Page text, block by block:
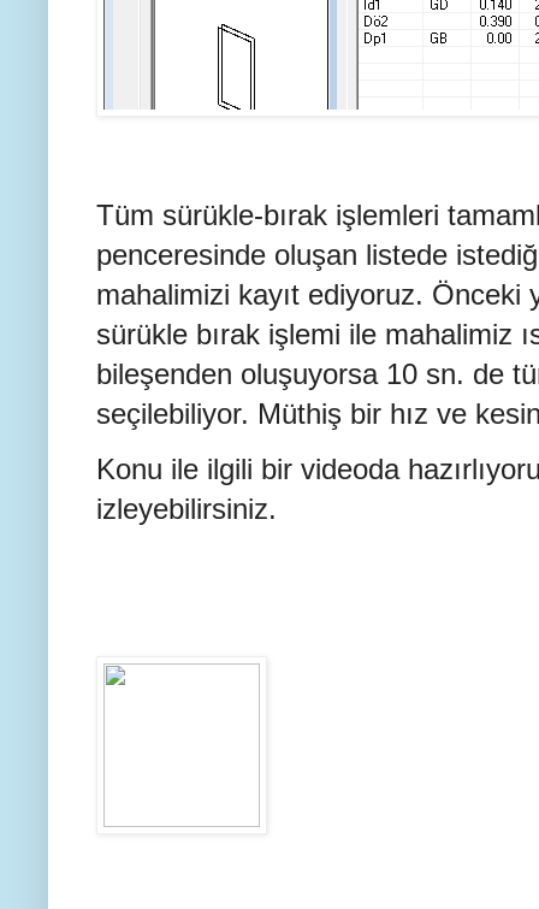
Tüm sürükle-bırak işlemleri
penceresinde oluşan listede
mahalimizi kayıt ediyoruz. Önceki
sürükle bırak işlemi ile mahalimiz
bileşenden oluşuyorsa 10 sn. de
seçilebiliyor. Müthiş bir hız ve
Konu ile ilgili bir videoda
izleyebilirsiniz.